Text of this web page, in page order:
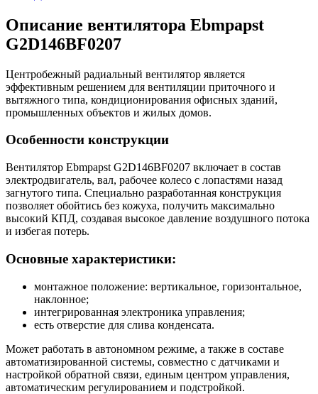
Описание вентилятора Ebmpapst
G2D146BF0207
Центробежный радиальный вентилятор является
эффективным решением для вентиляции приточного и
вытяжного типа, кондиционирования офисных зданий,
промышленных объектов и жилых домов.
Особенности конструкции
Вентилятор Ebmpapst G2D146BF0207 включает в состав
электродвигатель, вал, рабочее колесо с лопастями назад
загнутого типа. Специально разработанная конструкция
позволяет обойтись без кожуха, получить максимально
высокий КПД, создавая высокое давление воздушного потока
и избегая потерь.
Основные характеристики:
монтажное положение: вертикальное, горизонтальное,
наклонное;
интегрированная электроника управления;
есть отверстие для слива конденсата.
Может работать в автономном режиме, а также в составе
автоматизированной системы, совместно с датчиками и
настройкой обратной связи, единым центром управления,
автоматическим регулированием и подстройкой.